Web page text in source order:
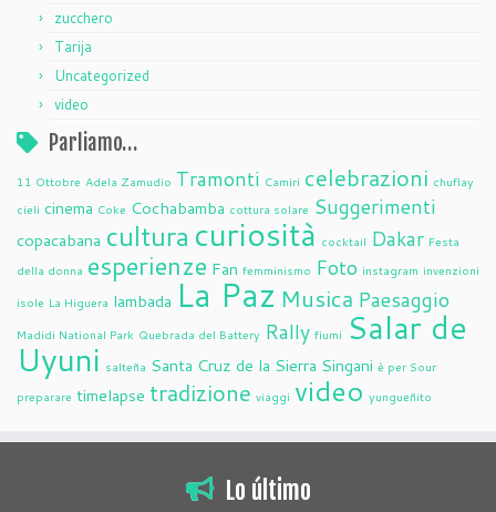
zucchero
Tarija
Uncategorized
video
Parliamo…
11 Ottobre Adela Zamudio Tramonti Camiri celebrazioni chuflay
cieli cinema Coke Cochabamba cottura solare Suggerimenti
copacabana cultura curiosità cocktail Dakar Festa
della donna esperienze Fan femminismo Foto instagram invenzioni
isole La Higuera lambada La Paz Musica Paesaggio
Madidi National Park Quebrada del Battery Rally fiumi Salar de
Uyuni salteña Santa Cruz de la Sierra Singani è per Sour
preparare timelapse tradizione viaggi video yungueñito
Lo último